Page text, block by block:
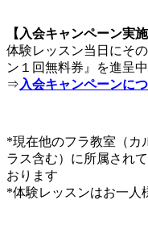
【入会キャンペーン実施
体験レッスン当日にそ
ン１回無料券』を進呈中
⇒ 入会キャンペーンに
*現在他のフラ教室（カ
ラス含む）に所属され
おります
*体験レッスンはお一人